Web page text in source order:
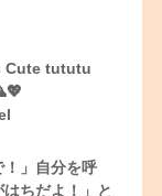
Cute tututu
」自分を呼
ちだよ！」と